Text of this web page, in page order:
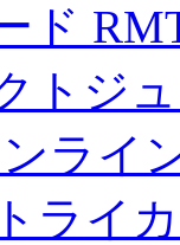
ド
トジ
ライ
ライ